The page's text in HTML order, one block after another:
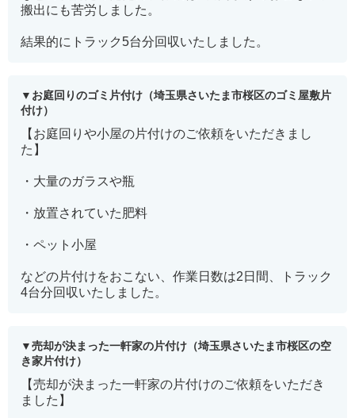
搬出にも苦労しました。
結果的にトラック5台分回収いたしました。
お庭回りのゴミ片付け（埼玉県さいたま市桜区のゴミ屋敷片
付け）
【お庭回りや小屋の片付けのご依頼をいただきまし
た】
・大量のガラスや瓶
・放置されていた肥料
・ペット小屋
などの片付けをおこない、作業日数は2日間、トラック
4台分回収いたしました。
売却が決まった一軒家の片付け（埼玉県さいたま市桜区の空
き家片付け）
【売却が決まった一軒家の片付けのご依頼をいただき
ました】